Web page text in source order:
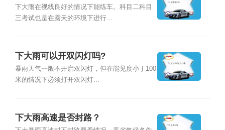
下大雨在视线良好的情况下能练车。科目二科目
三考试也是在露天的环境下进行...
下大雨可以开双闪灯吗?
暴雨天气一般不开启双闪灯，但在能见度小于100
米的情况下必须打开双闪灯...
下大雨高速是否封路？